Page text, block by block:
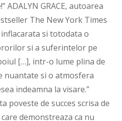
ADALYN GRACE, autoarea
The New York Times
si totodata o
si a suferintelor pe
[…], intr-o lume plina de
nuantate si o at­mosfera
indeamna la visare.”
poveste de succes scri­sa de
demonstreaza ca nu